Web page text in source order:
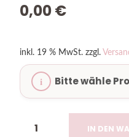
0,00€
inkl. 19 % MwSt. zzgl.
Bitte wähle
IN DEN